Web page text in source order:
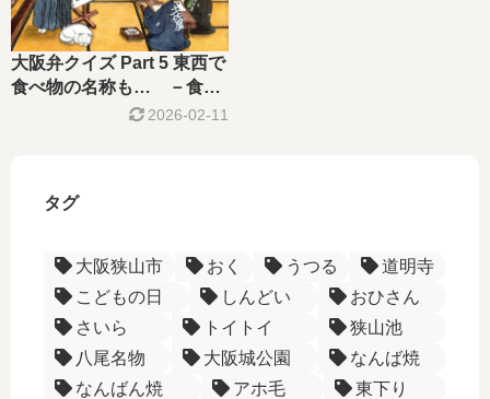
大阪弁クイズ Part 5 東西で
食べ物の名称も… －食文
2026-02-11
タグ
大阪狭山市 おく うつる
道明寺
こどもの日
しんどい
おひさん
さいら
トイトイ
狭山池
八尾名物
大阪城公園
なんば焼
なんばん焼
アホ毛
東下り